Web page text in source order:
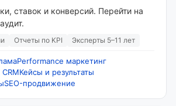
ставок и конверсий. Перейти на
Отчеты по KPI Эксперты 5–11 лет
Performance маркетинг
Кейсы и результаты
SEO-продвижение